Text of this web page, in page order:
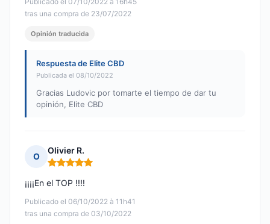
tras una compra de 23/07/2022
Opinión traducida
Respuesta de Elite CBD
Publicada el 08/10/2022
Gracias Ludovic por tomarte el tiempo de dar tu
opinión, Elite CBD
O
Olivier R.
Nota: 5 de 5
Publicado el 06/10/2022 à 11h41
tras una compra de 03/10/2022
¡¡¡¡En el TOP !!!!